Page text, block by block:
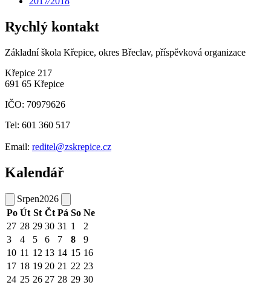
Rychlý kontakt
Základní škola Křepice, okres Břeclav, příspěvková organizace
Křepice 217
691 65 Křepice
IČO: 70979626
Tel: 601 360 517
Email: reditel@zskrepice.cz
Kalendář
Srpen2026
Po Út St Čt Pá So Ne
27 28 29 30 31 1
2
3
4 5 6 7 8
9
10 11 12 13 14 15 16
17 18 19 20 21 22 23
24 25 26 27 28 29 30